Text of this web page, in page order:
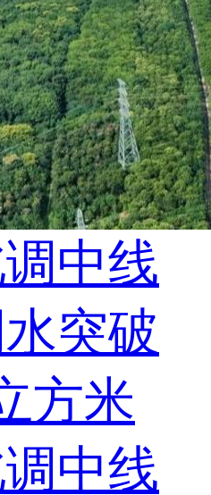
中线
突破
方米
中线